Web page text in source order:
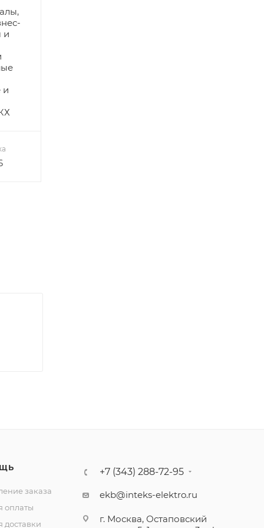
и
и
заказа
оплаты
доставки
+7 (343) 288-72-95
ekb@inteks-elektro.ru
г. Москва, Остаповский